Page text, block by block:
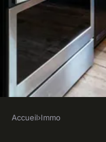
Accueil›Immo